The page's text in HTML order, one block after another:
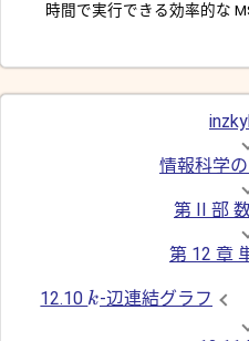
時間で実行できる効率的な
情報科学
第 II 部
第 12 章
12.10 k-辺連結グラフ